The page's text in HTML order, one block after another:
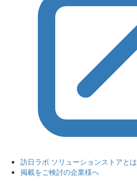
訪日ラボ ソリューションストアとは
掲載をご検討の企業様へ